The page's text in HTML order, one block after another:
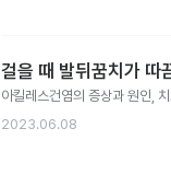
걸을 때 발뒤꿈치가 따
아킬레스건염의 증상과 원인,
2023.06.08